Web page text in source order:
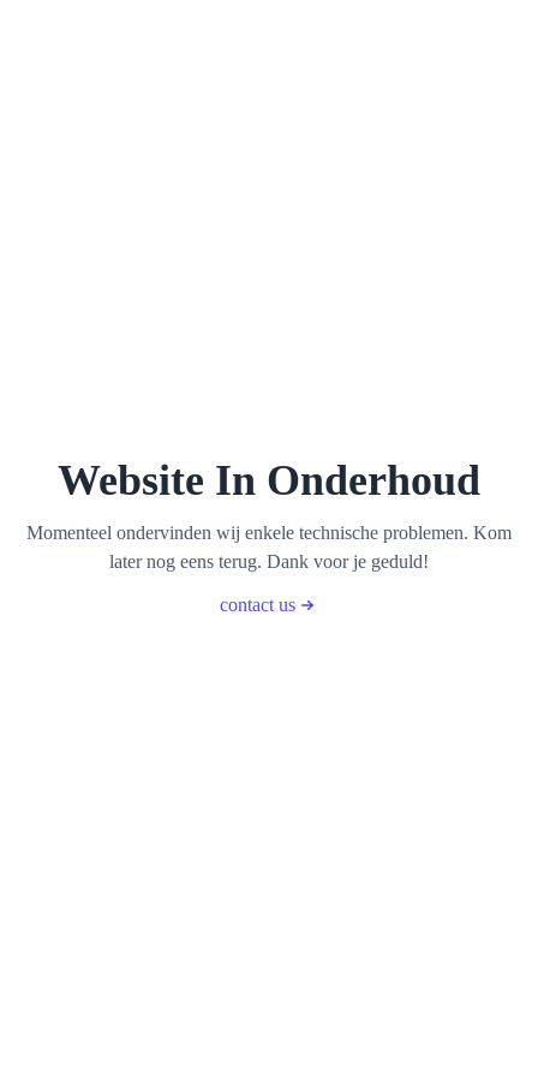
Website In Onderhoud
Momenteel ondervinden wij enkele technische problemen. Kom
later nog eens terug. Dank voor je geduld!
contact us